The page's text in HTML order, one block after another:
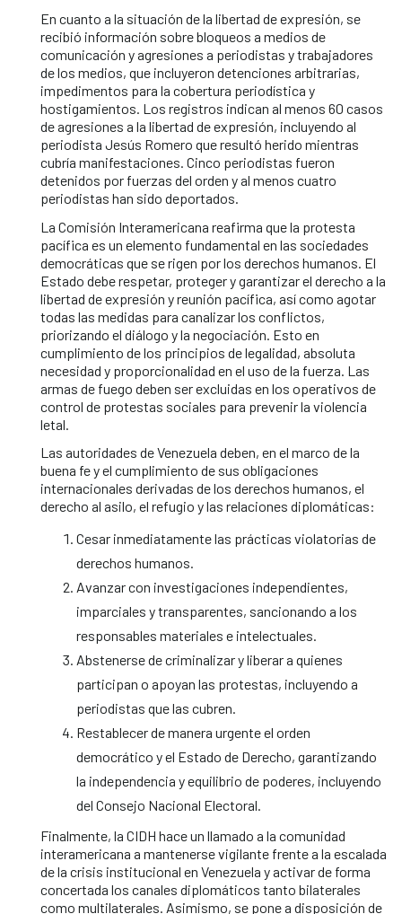
En cuanto a la situación de la libertad de expresión, se
recibió información sobre bloqueos a medios de
comunicación y agresiones a periodistas y trabajadores
de los medios, que incluyeron detenciones arbitrarias,
impedimentos para la cobertura periodística y
hostigamientos. Los registros indican al menos 60 casos
de agresiones a la libertad de expresión, incluyendo al
periodista Jesús Romero que resultó herido mientras
cubría manifestaciones. Cinco periodistas fueron
detenidos por fuerzas del orden y al menos cuatro
periodistas han sido deportados.
La Comisión Interamericana reafirma que la protesta
pacífica es un elemento fundamental en las sociedades
democráticas que se rigen por los derechos humanos. El
Estado debe respetar, proteger y garantizar el derecho a la
libertad de expresión y reunión pacífica, así como agotar
todas las medidas para canalizar los conflictos,
priorizando el diálogo y la negociación. Esto en
cumplimiento de los principios de legalidad, absoluta
necesidad y proporcionalidad en el uso de la fuerza. Las
armas de fuego deben ser excluidas en los operativos de
control de protestas sociales para prevenir la violencia
letal.
Las autoridades de Venezuela deben, en el marco de la
buena fe y el cumplimiento de sus obligaciones
internacionales derivadas de los derechos humanos, el
derecho al asilo, el refugio y las relaciones diplomáticas:
Cesar inmediatamente las prácticas violatorias de
derechos humanos.
Avanzar con investigaciones independientes,
imparciales y transparentes, sancionando a los
responsables materiales e intelectuales.
Abstenerse de criminalizar y liberar a quienes
participan o apoyan las protestas, incluyendo a
periodistas que las cubren.
Restablecer de manera urgente el orden
democrático y el Estado de Derecho, garantizando
la independencia y equilibrio de poderes, incluyendo
del Consejo Nacional Electoral.
Finalmente, la CIDH hace un llamado a la comunidad
interamericana a mantenerse vigilante frente a la escalada
de la crisis institucional en Venezuela y activar de forma
concertada los canales diplomáticos tanto bilaterales
como multilaterales. Asimismo, se pone a disposición de